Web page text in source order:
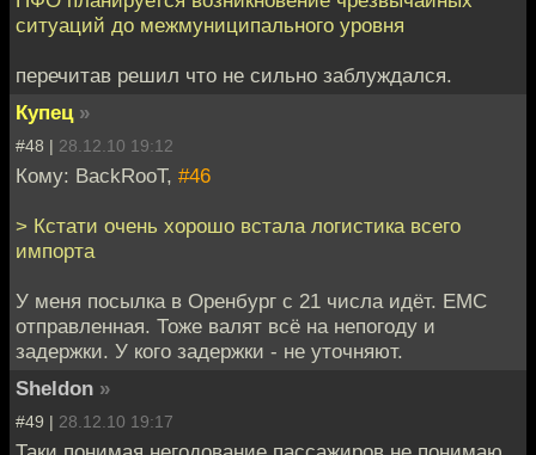
ситуаций до межмуниципального уровня
перечитав решил что не сильно заблуждался.
Купец »
#48 | 28.12.10 19:12
Кому: BackRooT, #46
> Кстати очень хорошо встала логистика всего
импорта
У меня посылка в Оренбург с 21 числа идёт. ЕМС
отправленная. Тоже валят всё на непогоду и
задержки. У кого задержки - не уточняют.
Sheldon »
#49 | 28.12.10 19:17